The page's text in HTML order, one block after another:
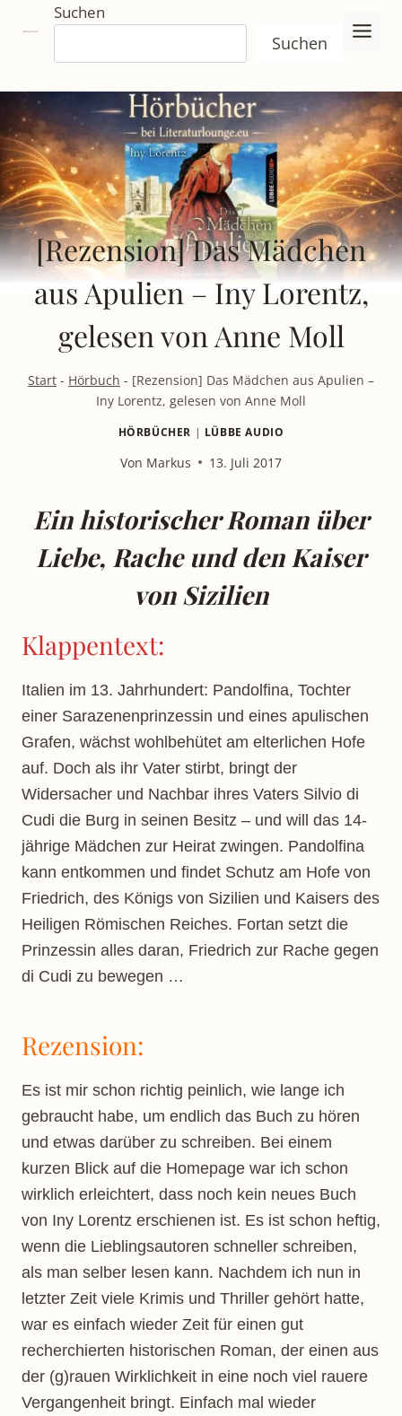
Inhalt
springen
Suchen
Suchen
[Rezension] Das Mädchen
aus Apulien – Iny Lorentz,
gelesen von Anne Moll
Start - Hörbuch - [Rezension] Das Mädchen aus Apulien –
Iny Lorentz, gelesen von Anne Moll
HÖRBÜCHER | LÜBBE AUDIO
Von Markus 13. Juli 2017
Ein historischer Roman über
Liebe, Rache und den Kaiser
von Sizilien
Klappentext:
Italien im 13. Jahrhundert: Pandolfina, Tochter
einer Sarazenenprinzessin und eines apulischen
Grafen, wächst wohlbehütet am elterlichen Hofe
auf. Doch als ihr Vater stirbt, bringt der
Widersacher und Nachbar ihres Vaters Silvio di
Cudi die Burg in seinen Besitz – und will das 14-
jährige Mädchen zur Heirat zwingen. Pandolfina
kann entkommen und findet Schutz am Hofe von
Friedrich, des Königs von Sizilien und Kaisers des
Heiligen Römischen Reiches. Fortan setzt die
Prinzessin alles daran, Friedrich zur Rache gegen
di Cudi zu bewegen …
Rezension:
Es ist mir schon richtig peinlich, wie lange ich
gebraucht habe, um endlich das Buch zu hören
und etwas darüber zu schreiben. Bei einem
kurzen Blick auf die Homepage war ich schon
wirklich erleichtert, dass noch kein neues Buch
von Iny Lorentz erschienen ist. Es ist schon heftig,
wenn die Lieblingsautoren schneller schreiben,
als man selber lesen kann. Nachdem ich nun in
letzter Zeit viele Krimis und Thriller gehört hatte,
war es einfach wieder Zeit für einen gut
recherchierten historischen Roman, der einen aus
der (g)rauen Wirklichkeit in eine noch viel rauere
Vergangenheit bringt. Einfach mal wieder